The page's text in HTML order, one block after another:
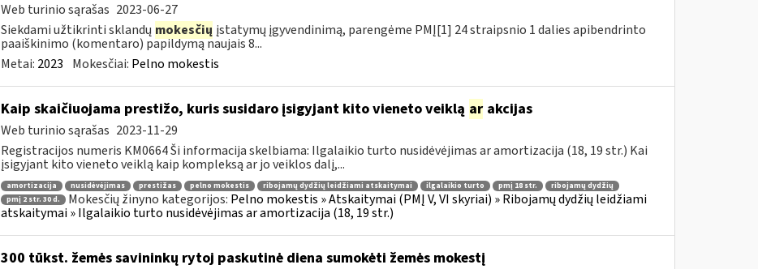
Web turinio sąrašas 2023-06-27
Siekdami užtikrinti sklandų mokesčių įstatymų įgyvendinimą, parengėme PMĮ[1] 24 straipsnio 1 dalies apibendrinto
paaiškinimo (komentaro) papildymą naujais 8...
Metai: 2023 Mokesčiai: Pelno mokestis
Kaip skaičiuojama prestižo, kuris susidaro įsigyjant kito vieneto veiklą arakcijas
Web turinio sąrašas 2023-11-29
Registracijos numeris KM0664 Ši informacija skelbiama: Ilgalaikio turto nusidėvėjimas ar amortizacija (18, 19 str.) Kai
įsigyjant kito vieneto veiklą kaip kompleksą ar jo veiklos dalį,...
amortizacija nusidėvėjimas prestižas pelno mokestis ribojamų dydžių leidžiami atskaitymai ilgalaikio turto pmį 18 str.
ribojamų dydžių
pmį 2 str. 30 d.
Mokesčių žinyno kategorijos: Pelno mokestis » Atskaitymai (PMĮ V, VI skyriai) » Ribojamų dydžių leidžiami
atskaitymai » Ilgalaikio turto nusidėvėjimas ar amortizacija (18, 19 str.)
300 tūkst. žemės savininkų rytoj paskutinė diena sumokėti žemės mokestį